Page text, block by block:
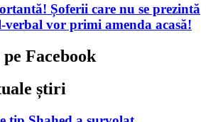
Șoferii care nu se prezintă
verbal vor primi amenda acasă!
Facebook
știri